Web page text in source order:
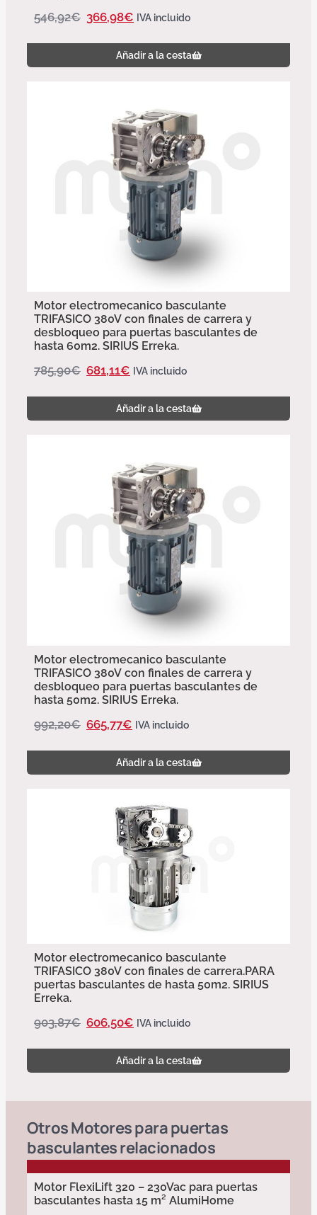
546,92€ 366,98€ IVA incluido
Añadir a la cesta
Motor electromecanico basculante
TRIFASICO 380V con finales de carrera y
desbloqueo para puertas basculantes de
hasta 60m2. SIRIUS Erreka.
785,90€ 681,11€ IVA incluido
Añadir a la cesta
Motor electromecanico basculante
TRIFASICO 380V con finales de carrera y
desbloqueo para puertas basculantes de
hasta 50m2. SIRIUS Erreka.
992,20€ 665,77€ IVA incluido
Añadir a la cesta
Motor electromecanico basculante
TRIFASICO 380V con finales de carrera.PARA
puertas basculantes de hasta 50m2. SIRIUS
Erreka.
903,87€ 606,50€ IVA incluido
Añadir a la cesta
OtrosMotores para puertas
basculantesrelacionados
Motor FlexiLift 320 – 230Vac para puertas
basculantes hasta 15 m² AlumiHome